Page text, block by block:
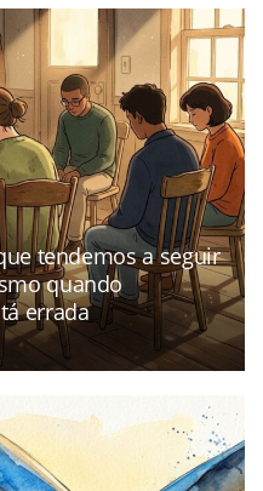
tendemos a seguir
quando
errada